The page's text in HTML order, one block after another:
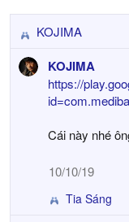
R
e
a
KOJIMA
KOJIMA
https://
Cái này nhé
10/10/19
R
Tia Sáng